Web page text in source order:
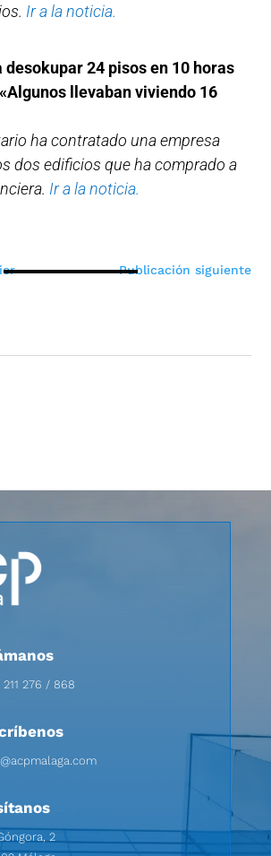
Ir a la noticia.
desokupar 24 pisos en 10 horas
llevaban viviendo 16
ha contratado una empresa
dos edificios que ha comprado a
Ir a la noticia.
Publicación siguiente
211 276 / 868
2